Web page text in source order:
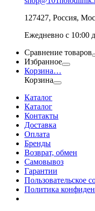
127427, Россия,
Ежедневно с 10:00
Сравнение товаров
Избранное
Корзина…
Корзина
Каталог
Каталог
Контакты
Доставка
Оплата
Бренды
Возврат, обмен
Самовывоз
Гарантии
Пользовательское
Политика